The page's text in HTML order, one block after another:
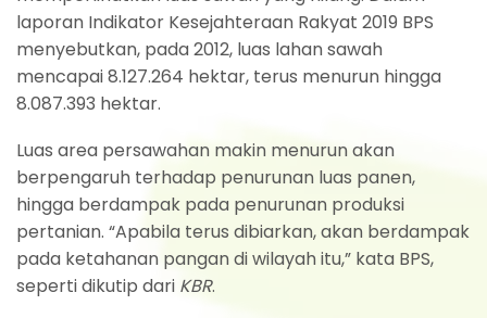
laporan Indikator Kesejahteraan Rakyat 2019 BPS
menyebutkan, pada 2012, luas lahan sawah
mencapai 8.127.264 hektar, terus menurun hingga
8.087.393 hektar.
Luas area persawahan makin menurun akan
berpengaruh terhadap penurunan luas panen,
hingga berdampak pada penurunan produksi
pertanian. “Apabila terus dibiarkan, akan berdampak
pada ketahanan pangan di wilayah itu,” kata BPS,
seperti dikutip dari KBR.